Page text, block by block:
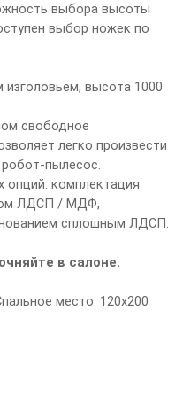
выбора высоты
выбор ножек по
изголовьем, высота 1000
свободное
легко произвести
пылесос.
опций: комплектация
ЛДСП / МДФ,
сплошным ЛДСП.
в салоне.
место: 120х200